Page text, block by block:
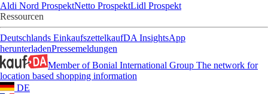
Aldi Nord ProspektNetto ProspektLidl Prospekt
Ressourcen
Deutschlands EinkaufszettelkaufDA InsightsApp
herunterladenPressemeldungen
Member of Bonial International Group The network for
location based shopping information
DE